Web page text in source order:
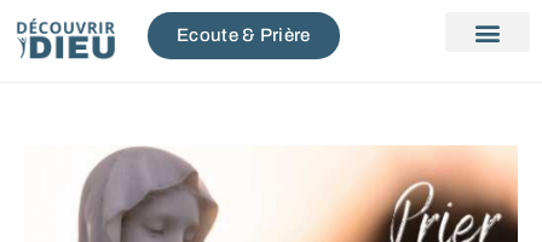
Ecoute & Prière